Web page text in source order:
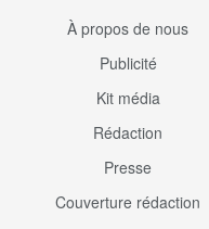
À propos de nous
Publicité
Kit média
Rédaction
Presse
Couverture rédaction